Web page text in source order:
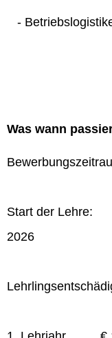
-
Was wann
Start der
2026